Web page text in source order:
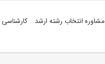
مشاوره انتخاب رشته ارشد